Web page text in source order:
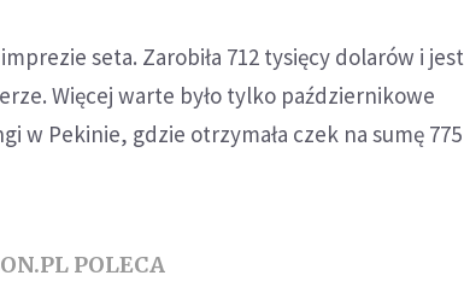
seta. Zarobiła 712 tysięcy dolarów i jest
Więcej warte było tylko październikowe
w Pekinie, gdzie otrzymała czek na sumę 775
POLECA